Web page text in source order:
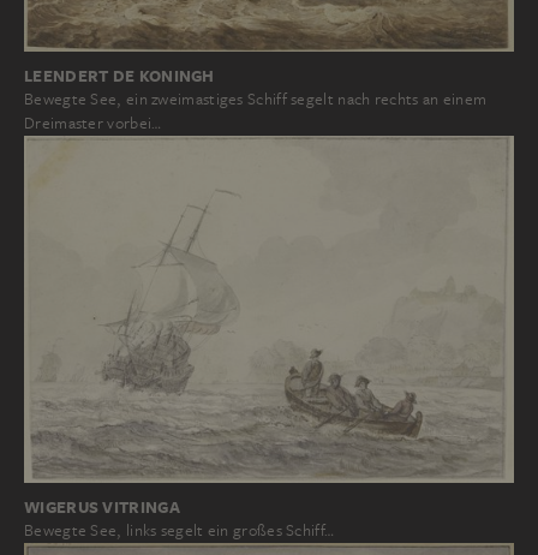
LEENDERT DE KONINGH
Bewegte See, ein zweimastiges Schiff segelt nach rechts an einem
Dreimaster vorbei…
WIGERUS VITRINGA
Bewegte See, links segelt ein großes Schiff…